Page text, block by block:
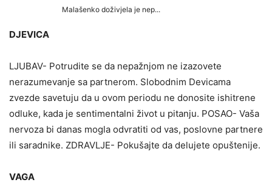
DJEVICA
LJUBAV- Potrudite se da nepažnjom ne izazovete
nerazumevanje sa partnerom. Slobodnim Devicama
zvezde savetuju da u ovom periodu ne donosite ishitrene
odluke, kada je sentimentalni život u pitanju. POSAO- Vaša
nervoza bi danas mogla odvratiti od vas, poslovne partnere
ili saradnike. ZDRAVLJE- Pokušajte da delujete opuštenije.
VAGA